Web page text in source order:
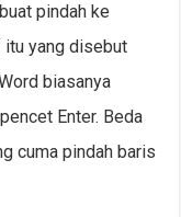
pindah ke
itu yang disebut
biasanya
Enter. Beda
cuma pindah baris